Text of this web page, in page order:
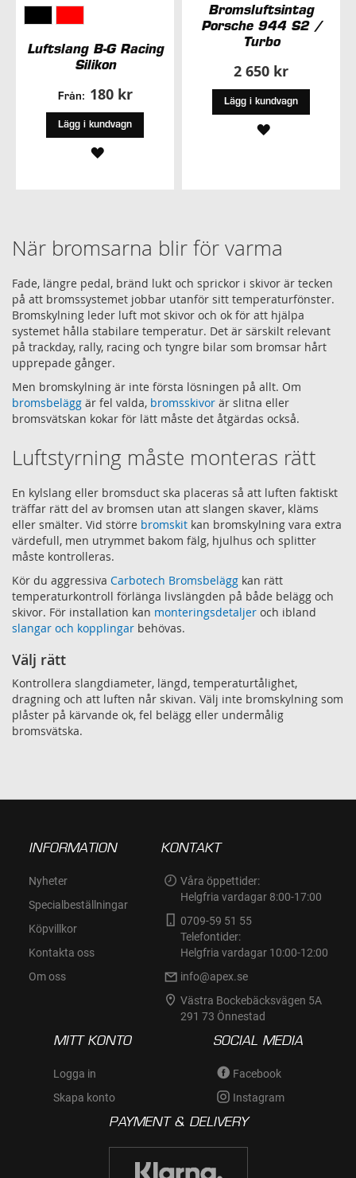
Luftslang B-G Racing
Silikon
Från: 180 kr
Lägg i kundvagn
LÄGG
Bromsluftsintag
Porsche 944 S2 /
Turbo
2 650 kr
Lägg i kundvagn
LÄGG
När bromsarna blir för varma
Fade, längre pedal, bränd lukt och sprickor i skivor är tecken
på att bromssystemet jobbar utanför sitt temperaturfönster.
Bromskylning leder luft mot skivor och ok för att hjälpa
systemet hålla stabilare temperatur. Det är särskilt relevant
på trackday, rally, racing och tyngre bilar som bromsar hårt
upprepade gånger.
Men bromskylning är inte första lösningen på allt. Om
bromsbelägg är fel valda, bromsskivor är slitna eller
bromsvätskan kokar för lätt måste det åtgärdas också.
Luftstyrning måste monteras rätt
En kylslang eller bromsduct ska placeras så att luften faktiskt
träffar rätt del av bromsen utan att slangen skaver, kläms
eller smälter. Vid större bromskit kan bromskylning vara extra
värdefull, men utrymmet bakom fälg, hjulhus och splitter
måste kontrolleras.
Kör du aggressiva Carbotech Bromsbelägg kan rätt
temperaturkontroll förlänga livslängden på både belägg och
skivor. För installation kan monteringsdetaljer och ibland
slangar och kopplingar behövas.
Välj rätt
Kontrollera slangdiameter, längd, temperaturtålighet,
dragning och att luften når skivan. Välj inte bromskylning som
plåster på kärvande ok, fel belägg eller undermålig
bromsvätska.
INFORMATION
Nyheter
Specialbeställningar
Köpvillkor
Kontakta oss
Om oss
KONTAKT
Våra öppettider:
Helgfria vardagar 8:00-17:00
0709-59 51 55
Telefontider:
Helgfria vardagar 10:00-12:00
info@apex.se
Västra Bockebäcksvägen 5A
291 73 Önnestad
MITT KONTO
Logga in
Skapa konto
SOCIAL MEDIA
Facebook
Instagram
PAYMENT & DELIVERY